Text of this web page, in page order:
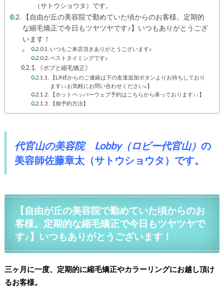
（サトウショウタ）です。
【自由が丘の美容院で勤めていた頃からのお客様。定期的
な縮毛矯正で今日もツヤツヤです♪】いつもありがとうござ
います！
いつもご来店頂きありがとうございます♪
ベストタイミングです♪
《ボブと縮毛矯正》
【LINEからのご連絡は下の友達追加ボタンよりお待ちしており
ます↓↓お気軽にお問い合わせください♪】
【ホットペッパーウェブ予約はこちらから承っております↓↓】
【御予約方法】
代官山の美容院 Lobby（ロビー代官山） の
美容師佐藤章太（サトウショウタ） です。
【自由が丘の美容院で勤めていた頃からのお
客様。定期的な縮毛矯正で今日もツヤツヤで
す♪】いつもありがとうございます！
三ヶ月に一度、定期的に縮毛矯正やカラーリングにお越し頂け
るお客様。